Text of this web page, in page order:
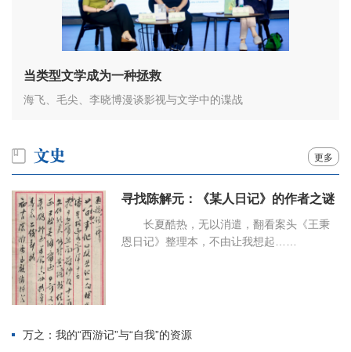
当类型文学成为一种拯救
海飞、毛尖、李晓博漫谈影视与文学中的谍战
更多
寻找陈解元：《某人日记》的作者之谜
长夏酷热，无以消遣，翻看案头《王秉
恩日记》整理本，不由让我想起……
万之：我的“西游记”与“自我”的资源